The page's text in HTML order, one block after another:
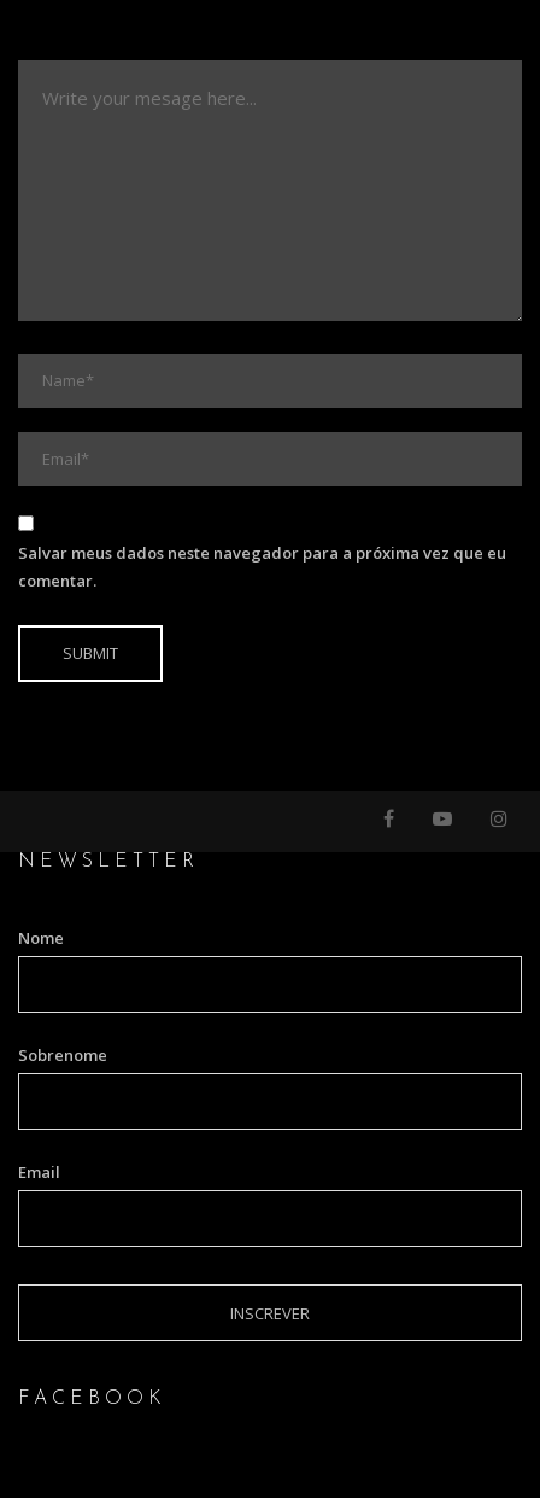
Salvar meus dados neste navegador para a próxima vez que eu
comentar.
NEWSLETTER
Nome
Sobrenome
Email
FACEBOOK